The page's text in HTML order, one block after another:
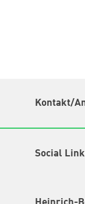
Kontakt/
80331
Social
TikTok